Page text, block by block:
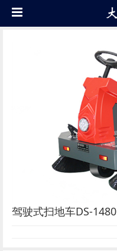
驾驶式扫地车DS-1480